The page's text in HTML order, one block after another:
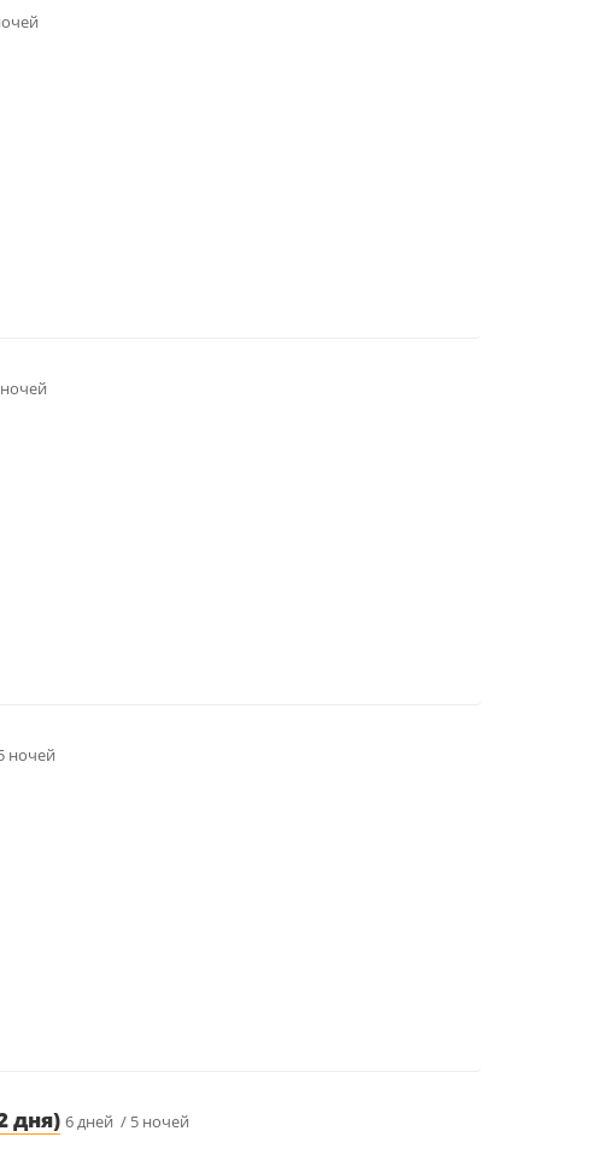
ночей
дня) 6 дней / 5 ночей